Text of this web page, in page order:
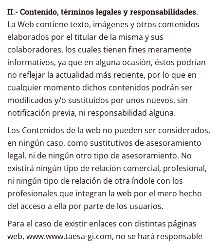
II.- Contenido, términos legales y responsabilidades.
La Web contiene texto, imágenes y otros contenidos
elaborados por el titular de la misma y sus
colaboradores, los cuales tienen fines meramente
informativos, ya que en alguna ocasión, éstos podrían
no reflejar la actualidad más reciente, por lo que en
cualquier momento dichos contenidos podrán ser
modificados y/o sustituidos por unos nuevos, sin
notificación previa, ni responsabilidad alguna.
Los Contenidos de la web no pueden ser considerados,
en ningún caso, como sustitutivos de asesoramiento
legal, ni de ningún otro tipo de asesoramiento. No
existirá ningún tipo de relación comercial, profesional,
ni ningún tipo de relación de otra índole con los
profesionales que integran la web por el mero hecho
del acceso a ella por parte de los usuarios.
Para el caso de existir enlaces con distintas páginas
web, www.www.taesa-gi.com, no se hará responsable